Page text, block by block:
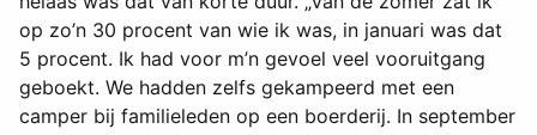
op zo’n 30 procent van wie ik was, in januari was dat
5 procent. Ik had voor m’n gevoel veel vooruitgang
geboekt. We hadden zelfs gekampeerd met een
camper bij familieleden op een boerderij. In september